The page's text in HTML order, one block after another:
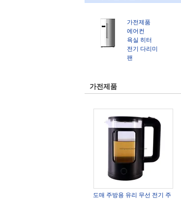
가전제품
에어컨
욕실 히터
전기 다리미
팬
가전제품
도매 주방용 유리 무선 전기 주